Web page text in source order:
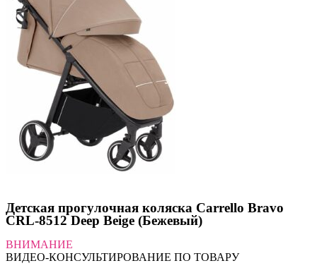
Детская прогулочная коляска Carrello Bravo
CRL-8512 Deep Beige (Бежевый)
ВНИМАНИЕ
ВИДЕО-КОНСУЛЬТИРОВАНИЕ ПО ТОВАРУ